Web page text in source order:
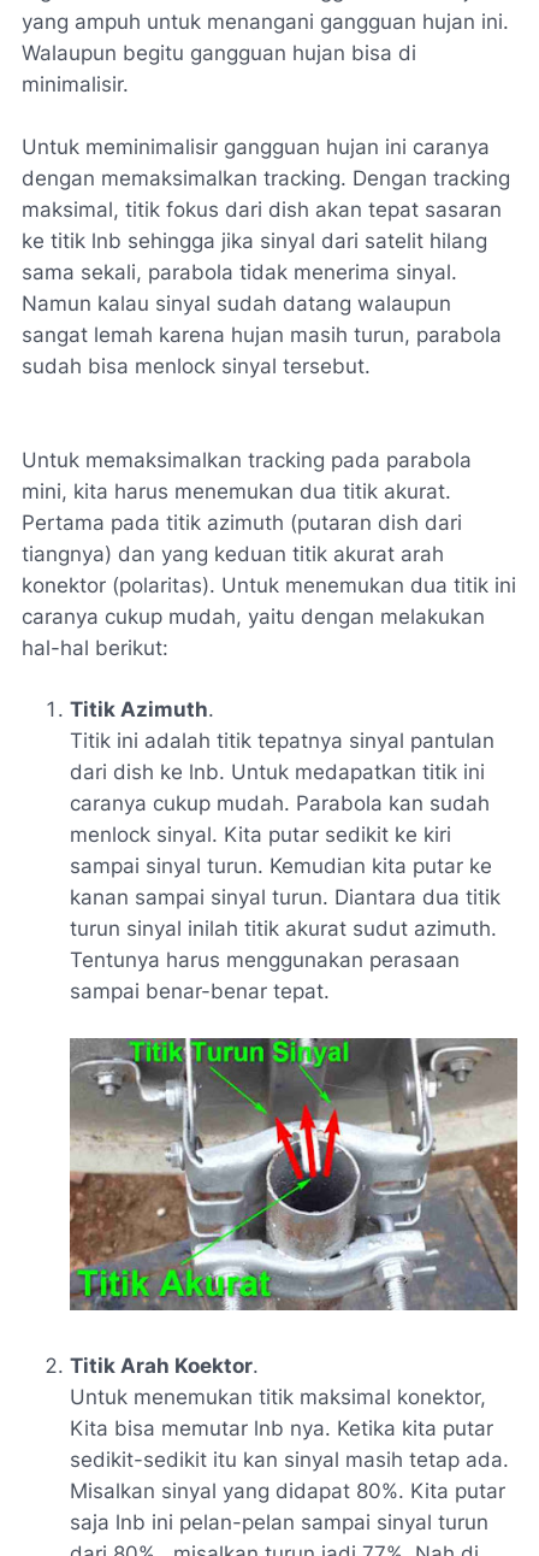
yang ampuh untuk menangani gangguan hujan ini.
Walaupun begitu gangguan hujan bisa di
minimalisir.
Untuk meminimalisir gangguan hujan ini caranya
dengan memaksimalkan tracking. Dengan tracking
maksimal, titik fokus dari dish akan tepat sasaran
ke titik lnb sehingga jika sinyal dari satelit hilang
sama sekali, parabola tidak menerima sinyal.
Namun kalau sinyal sudah datang walaupun
sangat lemah karena hujan masih turun, parabola
sudah bisa menlock sinyal tersebut.
Untuk memaksimalkan tracking pada parabola
mini, kita harus menemukan dua titik akurat.
Pertama pada titik azimuth (putaran dish dari
tiangnya) dan yang keduan titik akurat arah
konektor (polaritas). Untuk menemukan dua titik ini
caranya cukup mudah, yaitu dengan melakukan
hal-hal berikut:
Titik Azimuth.
Titik ini adalah titik tepatnya sinyal pantulan
dari dish ke lnb. Untuk medapatkan titik ini
caranya cukup mudah. Parabola kan sudah
menlock sinyal. Kita putar sedikit ke kiri
sampai sinyal turun. Kemudian kita putar ke
kanan sampai sinyal turun. Diantara dua titik
turun sinyal inilah titik akurat sudut azimuth.
Tentunya harus menggunakan perasaan
sampai benar-benar tepat.
Titik Arah Koektor.
Untuk menemukan titik maksimal konektor,
Kita bisa memutar lnb nya. Ketika kita putar
sedikit-sedikit itu kan sinyal masih tetap ada.
Misalkan sinyal yang didapat 80%. Kita putar
saja lnb ini pelan-pelan sampai sinyal turun